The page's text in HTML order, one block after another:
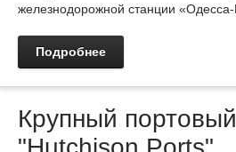
железнодорожной станции
Подробнее
Крупный